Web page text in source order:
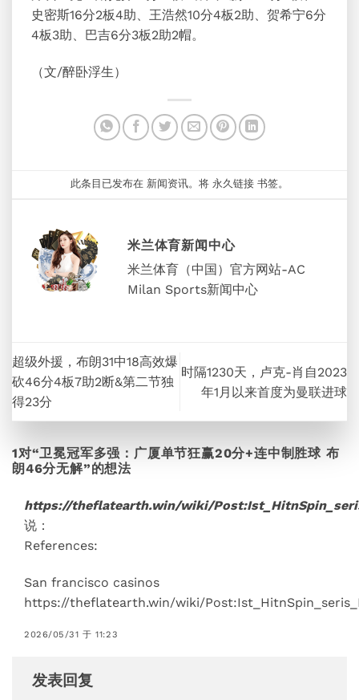
史密斯16分2板4助、王浩然10分4板2助、贺希宁6分
4板3助、巴吉6分3板2助2帽。
（文/醉卧浮生）
此条目已发布在 新闻资讯。将 永久链接 书签。
米兰体育新闻中心
米兰体育（中国）官方网站-AC
Milan Sports新闻中心
超级外援，布朗31中18高效爆
砍46分4板7助2断&第二节独
得23分
时隔1230天，卢克-肖自2023
年1月以来首度为曼联进球
1对“卫冕冠军多强：广厦单节狂赢20分+连中制胜球 布
朗46分无解”的想法
https://theflatearth.win/wiki/
说：
References:
San francisco casinos
https://theflatearth.win/wiki/
2026/05/31 于 11:23
发表回复